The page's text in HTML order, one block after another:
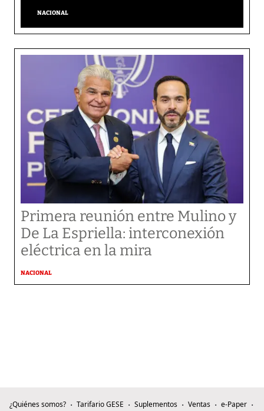
NACIONAL
Primera reunión entre Mulino y
De La Espriella: interconexión
eléctrica en la mira
NACIONAL
¿Quiénes somos? Tarifario GESE Suplementos Ventas
e-Paper